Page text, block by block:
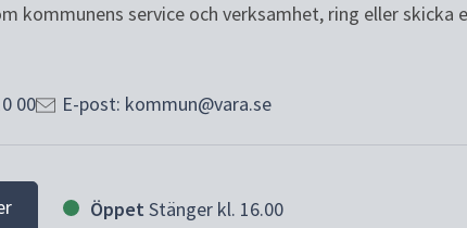
kommunens service och verksamhet, ring eller skicka
00 E-post: kommun@vara.se
Öppet Stänger kl. 16.00